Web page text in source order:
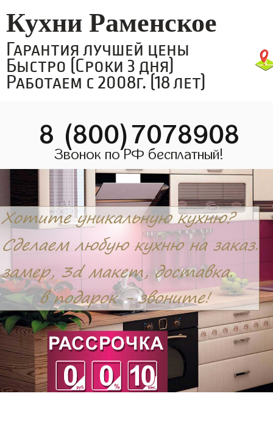
Кухни Раменское
Гарантия лучшей цены
Быстро (Сроки 3 дня)
Работаем с 2008г. (18 лет)
8 (800)7078908
Звонок по РФ бесплатный!